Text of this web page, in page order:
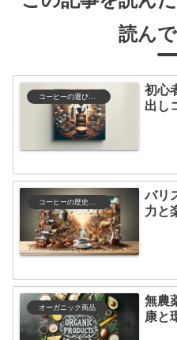
読ん
コーヒーの選び方と保存
初心
出し
コーヒーの歴史と文化
バリ
力と
オーガニック商品
無農
康と